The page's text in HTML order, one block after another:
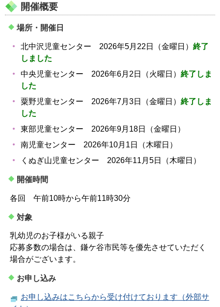
開催概要
場所・開催日
北中沢児童センター 2026年5月22日（金曜日） 終了
しました
中央児童センター 2026年6月2日（火曜日） 終了しま
した
粟野児童センター 2026年7月3日（金曜日） 終了しま
した
東部児童センター 2026年9月18日（金曜日）
南児童センター 2026年10月1日（木曜日）
くぬぎ山児童センター 2026年11月5日（木曜日）
開催時間
各回 午前10時から午前11時30分
対象
乳幼児のお子様がいる親子
応募多数の場合は、鎌ケ谷市民等を優先させていただく
場合がございます。
お申し込み
お申し込みはこちらから受け付けております（外部サ